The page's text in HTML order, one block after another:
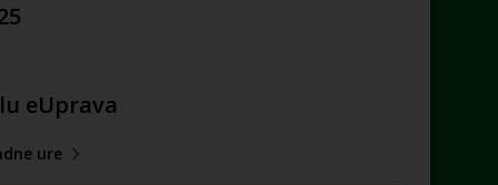
eUprava
ure